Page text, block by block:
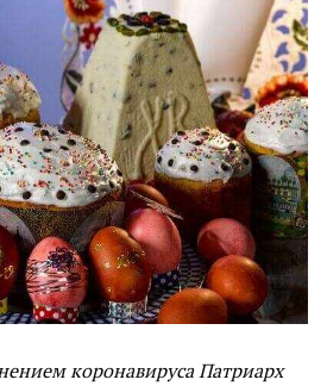
коронавируса Патриарх